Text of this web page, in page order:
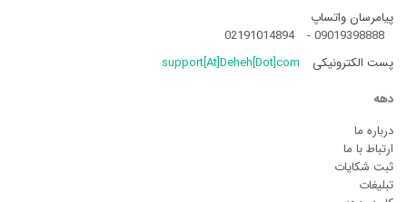
پیامرسان واتساپ
09019398888
-
02191014894
پست الکترونیکی
support[At]Deheh[Dot]com
دهه
درباره ما
ارتباط با ما
ثبت شکایات
تبلیغات